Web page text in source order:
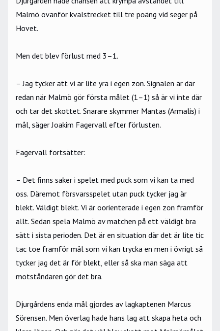
Malmö ovanför kvalstrecket till tre poäng vid seger på
Hovet.
Men det blev förlust med 3–1.
– Jag tycker att vi är lite yra i egen zon. Signalen är där
redan när Malmö gör första målet (1–1) så är vi inte där
och tar det skottet. Snarare skymmer Mantas (Armalis) i
mål, säger Joakim Fagervall efter förlusten.
Fagervall fortsätter:
– Det finns saker i spelet med puck som vi kan ta med
oss. Däremot försvarsspelet utan puck tycker jag är
blekt. Väldigt blekt. Vi är oorienterade i egen zon framför
allt. Sedan spela Malmö av matchen på ett väldigt bra
sätt i sista perioden. Det är en situation där det är lite tic
tac toe framför mål som vi kan trycka en men i övrigt så
tycker jag det är för blekt, eller så ska man säga att
motståndaren gör det bra.
Djurgårdens enda mål gjordes av lagkaptenen Marcus
Sörensen. Men överlag hade hans lag att skapa heta och